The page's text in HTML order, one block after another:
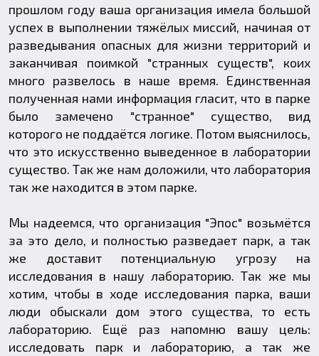
прошлом году ваша организация имела большой
успех в выполнении тяжёлых миссий, начиная от
разведывания опасных для жизни территорий и
заканчивая поимкой "странных существ", коих
много развелось в наше время. Единственная
полученная нами информация гласит, что в парке
было замечено "странное" существо, вид
которого не поддаётся логике. Потом выяснилось,
что это искусственно выведенное в лаборатории
существо. Так же нам доложили, что лаборатория
так же находится в этом парке.
Мы надеемся, что организация "Эпос" возьмётся
за это дело, и полностью разведает парк, а так
же доставит потенциальную угрозу на
исследования в нашу лабораторию. Так же мы
хотим, чтобы в ходе исследования парка, ваши
люди обыскали дом этого существа, то есть
лабораторию. Ещё раз напомню вашу цель:
исследовать парк и лабораторию, а так же